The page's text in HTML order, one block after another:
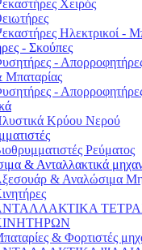
Χειρός
Ηλεκτρικοί -
- Σκούπες
-
Μπαταρίας
-
Κρύου Νερού
Ρεύματος
& Ανταλλακτικά
& Αναλώσιμα
& Φορτιστές